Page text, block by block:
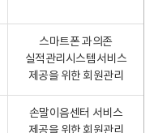
스마트폰 과의존
실적관리시스템서비스
제공을 위한 회원관리
손말이음센터 서비스